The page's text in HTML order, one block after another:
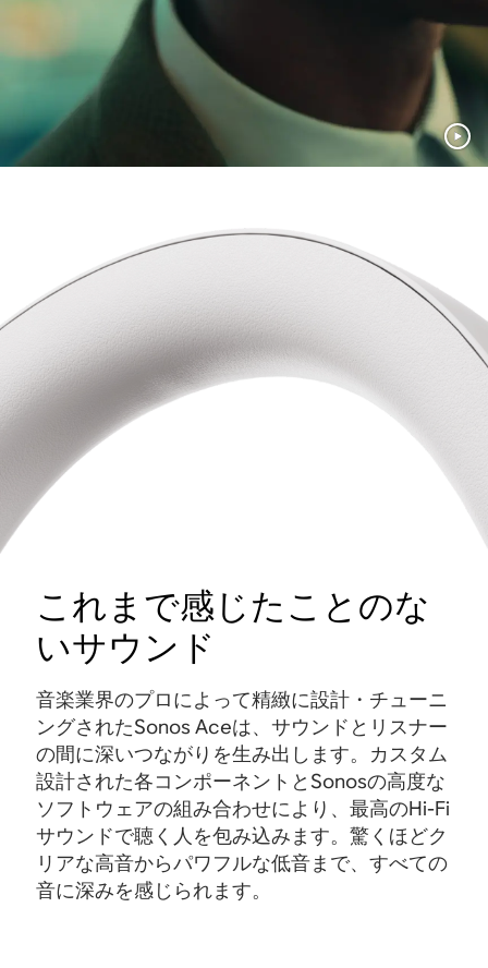
リサイクル素材
これまで感じたことのな
いサウンド
音楽業界のプロによって精緻に設計・チューニ
ングされたSonos Aceは、サウンドとリスナー
の間に深いつながりを生み出します。カスタム
設計された各コンポーネントとSonosの高度な
ソフトウェアの組み合わせにより、最高のHi-Fi
サウンドで聴く人を包み込みます。驚くほどク
リアな高音からパワフルな低音まで、すべての
音に深みを感じられます。